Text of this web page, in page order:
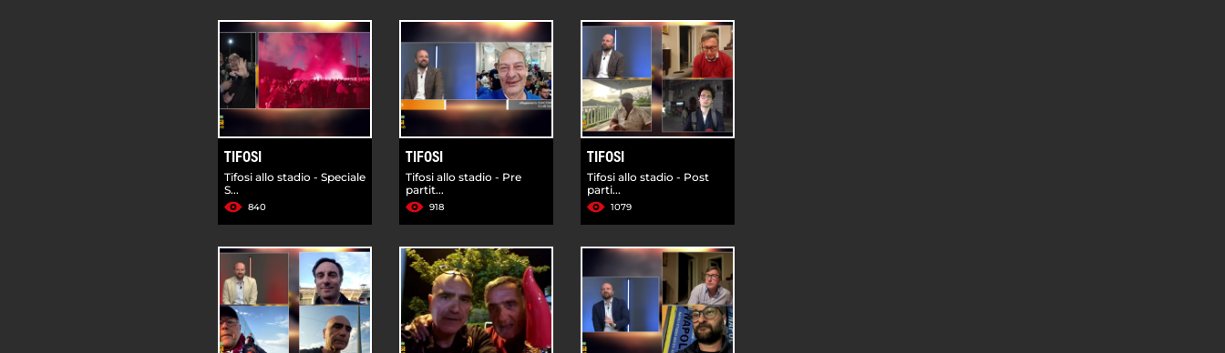
TIFOSI
Tifosi allo stadio - Speciale
S...
840
TIFOSI
Tifosi allo stadio - Pre
partit...
918
TIFOSI
Tifosi allo stadio - Post
parti...
1079